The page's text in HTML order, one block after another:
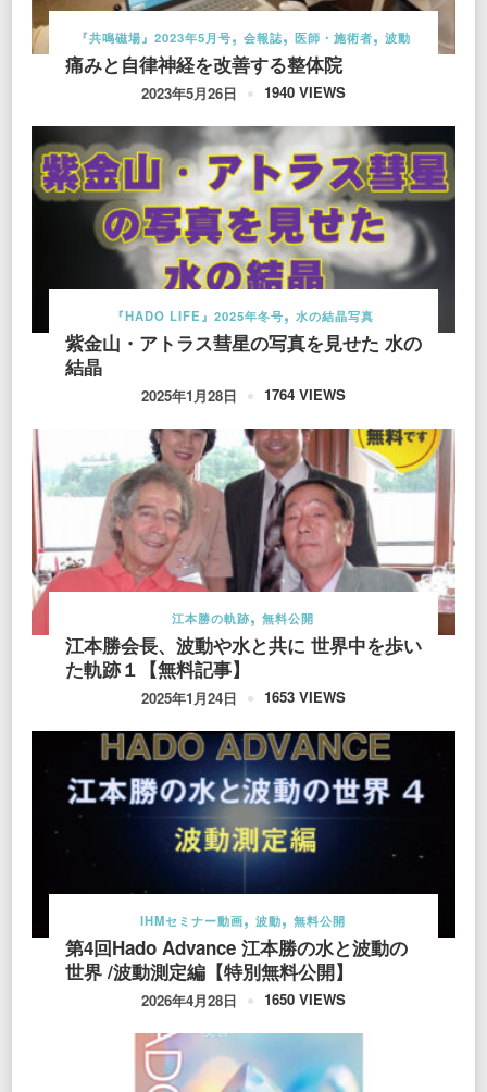
『共鳴磁場』2023年5月号 会報誌 医師・施術者 波動
痛みと自律神経を改善する整体院
2023年5月26日 1940 VIEWS
『HADO LIFE』2025年冬号 水の結晶写真
紫金山・アトラス彗星の写真を見せた 水の
結晶
2025年1月28日 1764 VIEWS
江本勝の軌跡 無料公開
江本勝会長、波動や水と共に 世界中を歩い
た軌跡１【無料記事】
2025年1月24日 1653 VIEWS
IHMセミナー動画 波動 無料公開
第4回Hado Advance 江本勝の水と波動の
世界 /波動測定編【特別無料公開】
2026年4月28日 1650 VIEWS